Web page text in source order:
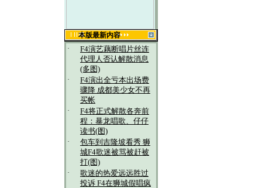
本版最新内容
·
F4演艺藕断唱片丝连
代理人否认解散消息
(多图)
·
F4演出全亏本出场费
骤降 成都美少女不再
买帐
·
F4将正式解散各奔前
程：暴龙唱歌、仔仔
读书(图)
·
包车到吉隆坡看秀 狮
城F4歌迷被骂被赶被
打(图)
·
歌迷的热爱远远胜过
投诉 F4在狮城假唱疯